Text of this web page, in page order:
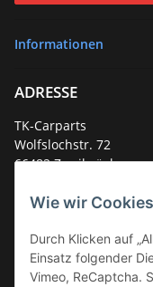
Wie wir
Durch Klicken auf
Einsatz folgender
Vimeo, ReCaptcha.
Informationen
ADRESSE
TK-Carparts
Wolfslochstr. 72
66482 Zweibrücken
E-Mail:mail@tk-
Montag-Donnerstag